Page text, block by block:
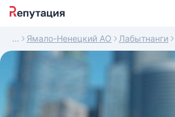
Ямало-Ненецкий АО Лабытнанги